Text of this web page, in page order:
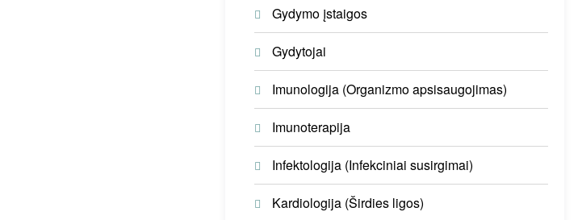
Gydymo įstaigos
Gydytojai
Imunologija (Organizmo apsisaugojimas)
Imunoterapija
Infektologija (Infekciniai susirgimai)
Kardiologija (Širdies ligos)